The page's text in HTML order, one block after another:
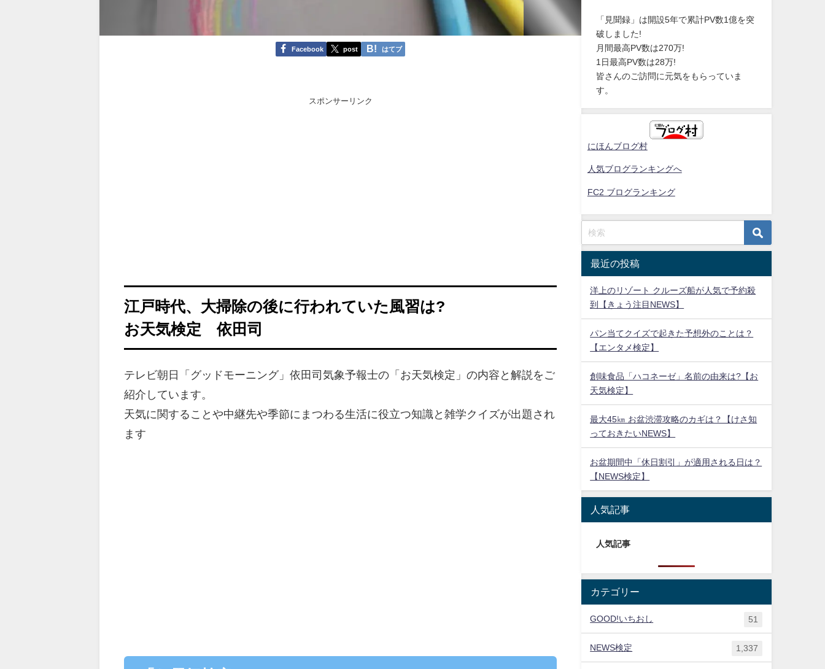
Facebook post はてブ
スポンサーリンク
江戸時代、大掃除の後に行われていた風習は?
お天気検定 依田司
テレビ朝日「グッドモーニング」依田司気象予報士の「お天気検定」の内容と解説をご
紹介しています。
天気に関することや中継先や季節にまつわる生活に役立つ知識と雑学クイズが出題され
ます
「見聞録」は開設5年で累計PV数1億を突
破しました!
月間最高PV数は270万!
1日最高PV数は28万!
皆さんのご訪問に元気をもらっていま
す。
にほんブログ村
人気ブログランキングへ
FC2 ブログランキング
最近の投稿
洋上のリゾート クルーズ船が人気で予約殺
到【きょう注目NEWS】
パン当てクイズで起きた予想外のことは？
【エンタメ検定】
創味食品「ハコネーゼ」名前の由来は?【お
天気検定】
最大45㎞ お盆渋滞攻略のカギは？【けさ知
っておきたいNEWS】
お盆期間中「休日割引」が適用される日は？
【NEWS検定】
人気記事
人気記事
カテゴリー
GOOD!いちおし 51
NEWS検定 1,337